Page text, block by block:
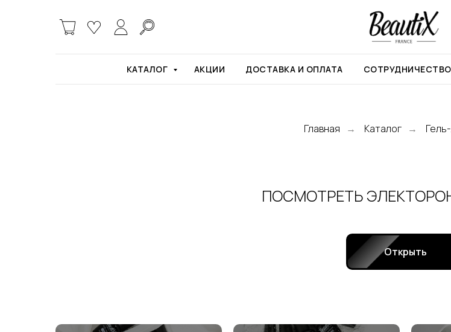
КАТАЛОГ АКЦИИ ДОСТАВКА И ОПЛАТА СОТРУДНИЧЕСТВО
Главная → Каталог →
ПОСМОТРЕТЬ
Открыть